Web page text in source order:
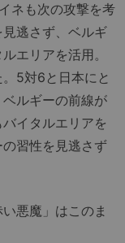
ネも次の攻撃を考
逃さず、ベルギ
エリアを活用。
5対6と日本にと
ルギーの前線が
イタルエリアを
習性を見逃さず
悪魔」はこのま